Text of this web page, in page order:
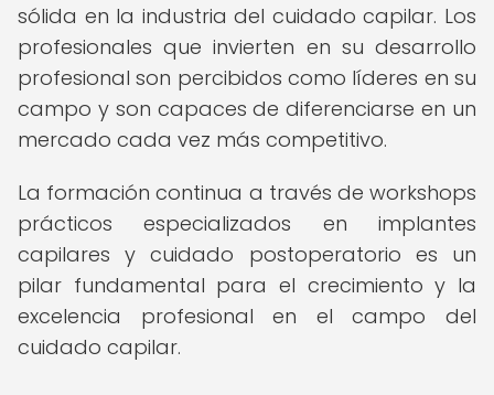
sólida en la industria del cuidado capilar. Los
profesionales que invierten en su desarrollo
profesional son percibidos como líderes en su
campo y son capaces de diferenciarse en un
mercado cada vez más competitivo.
La formación continua a través de workshops
prácticos especializados en implantes
capilares y cuidado postoperatorio es un
pilar fundamental para el crecimiento y la
excelencia profesional en el campo del
cuidado capilar.